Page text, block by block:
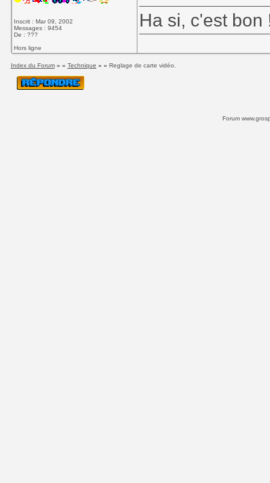
Inscrit : Mar 09, 2002
Messages : 9454
De : ???
Hors ligne
Ha si, c'est
Index du Forum» » Technique » » Reglage de carte vidéo.
Forum